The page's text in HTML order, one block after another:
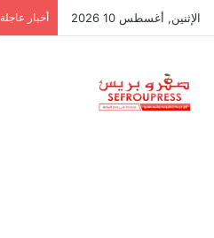
الإثنين, أغسطس 10 2026 أخبار عاجلة